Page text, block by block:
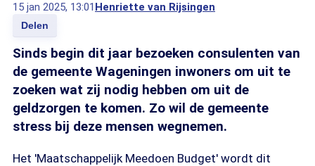
15 jan 2025, 13:01 Henriette van Rijsingen
Delen
Sinds begin dit jaar bezoeken consulenten van
de gemeente Wageningen inwoners om uit te
zoeken wat zij nodig hebben om uit de
geldzorgen te komen. Zo wil de gemeente
stress bij deze mensen wegnemen.
Het 'Maatschappelijk Meedoen Budget' wordt dit